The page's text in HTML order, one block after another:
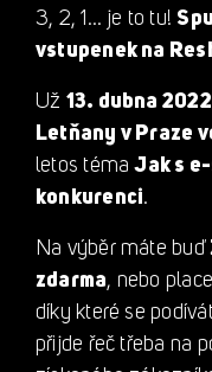
3, 2, 1… je to tu!
vstupenek na
Už 13. dubna
Letňany v Praze
letos témaJak s
konkurenci.
Na výběr máte buď
zdarma, nebo
díky které se
přijde řeč třeba na